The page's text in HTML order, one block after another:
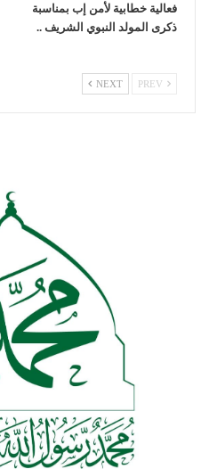
فعالية خطابية لأمن إب بمناسبة
ذكرى المولد النبوي الشريف ..
NEXT